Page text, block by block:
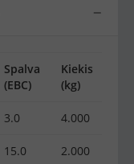
−
Spalva
(EBC)
Kiekis
(kg)
3.0 4.000
15.0 2.000